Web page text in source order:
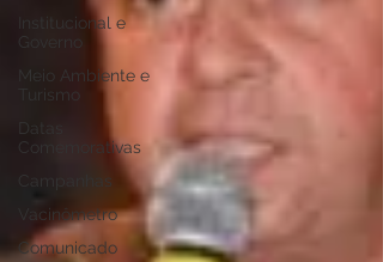
Institucional e
Governo
Meio Ambiente e
Turismo
Comemorativas
Campanhas
Vacinômetro
Comunicado